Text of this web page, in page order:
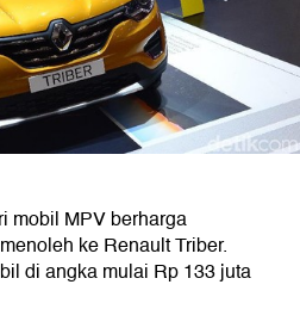
mobil MPV berharga
ke Renault Triber.
di angka mulai Rp 133 juta